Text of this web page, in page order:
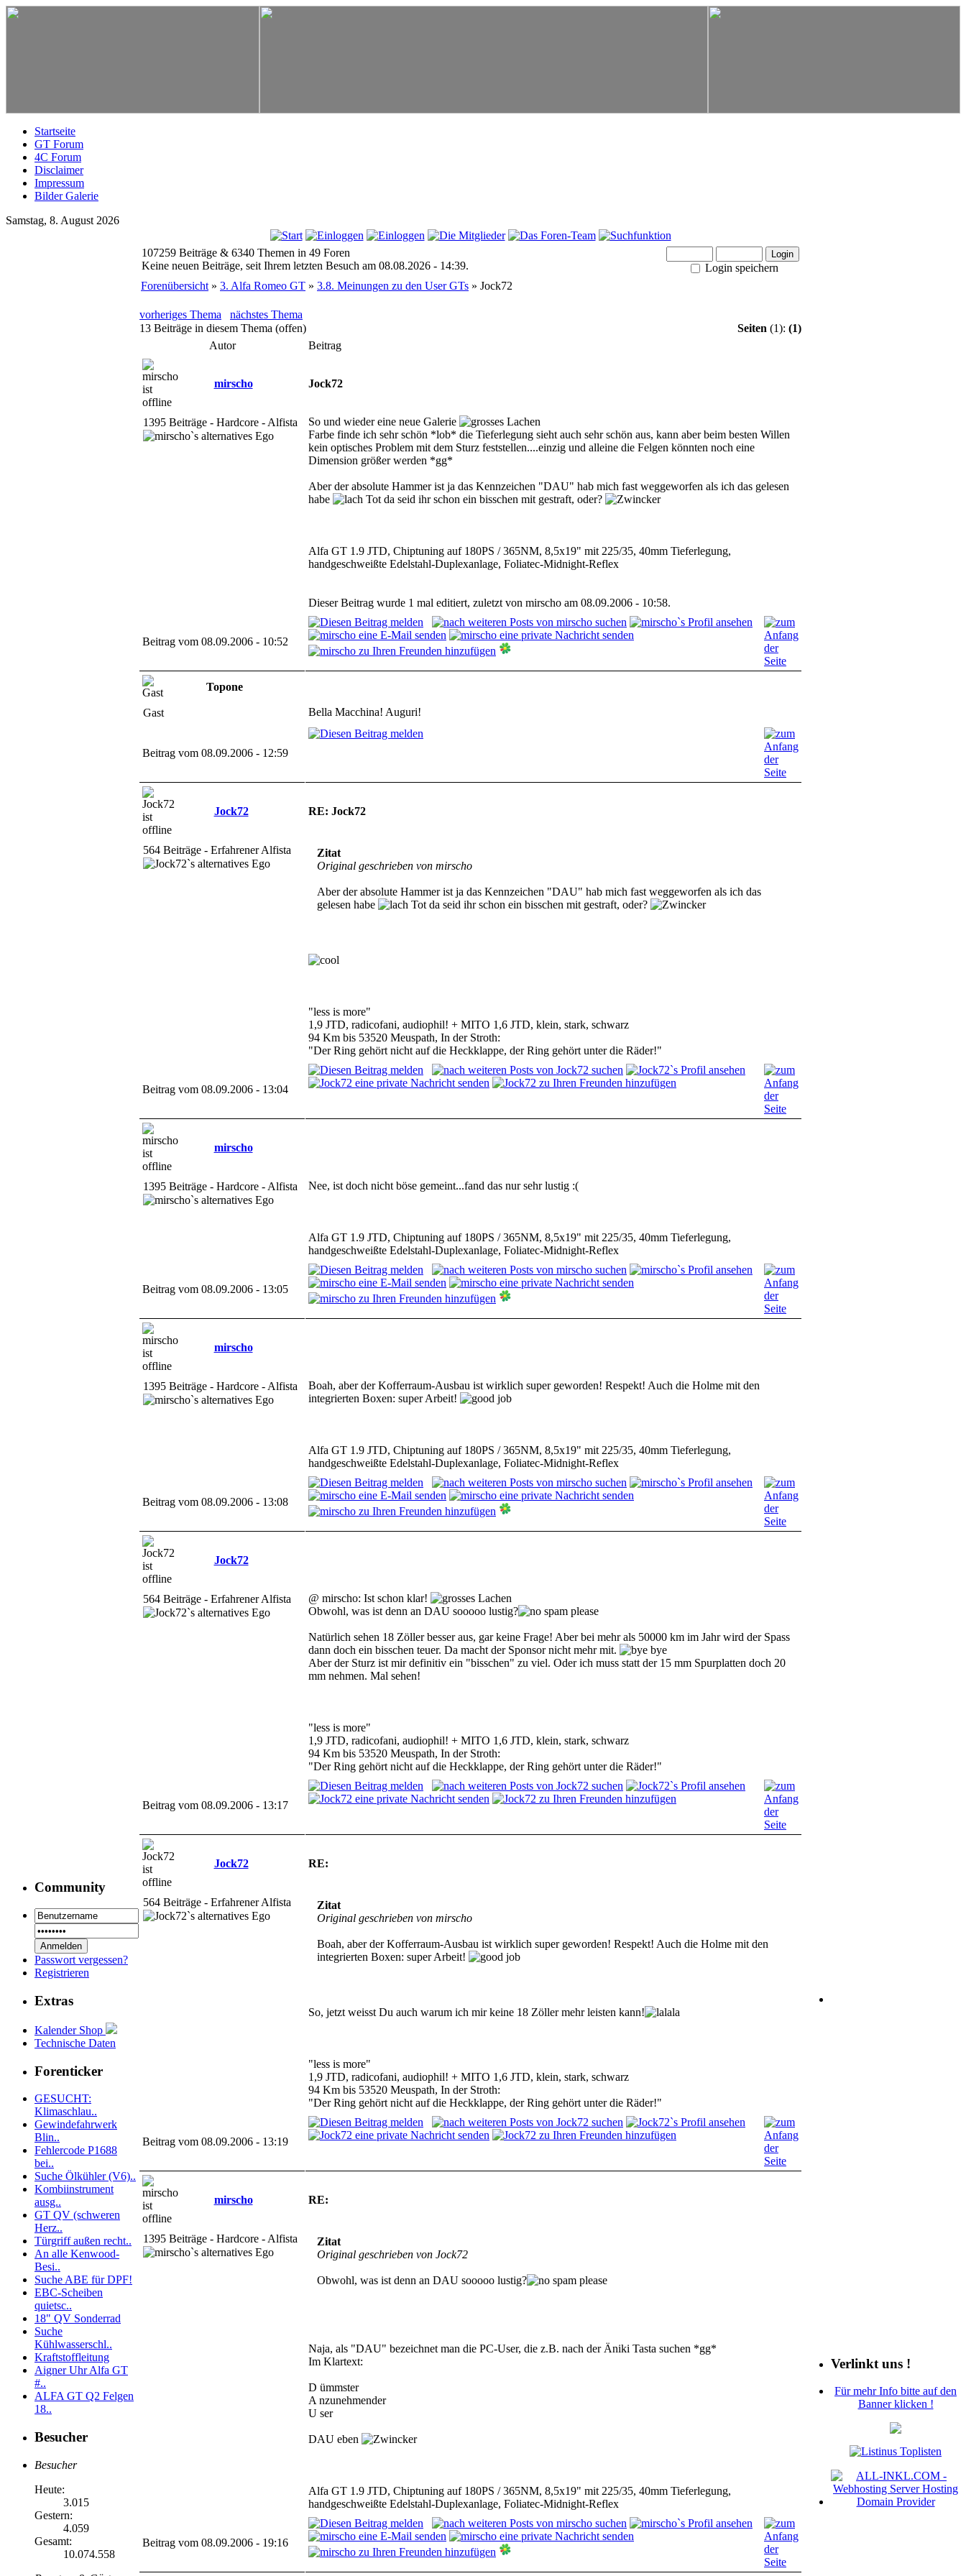
Startseite
GT Forum
4C Forum
Disclaimer
Impressum
Bilder Galerie
Samstag, 8. August 2026
Community
Passwort vergessen?
Registrieren
Extras
Kalender Shop
Technische Daten
Forenticker
GESUCHT:
Klimaschlau..
Gewindefahrwerk
Blin..
Fehlercode P1688
bei..
Suche Ölkühler (V6)..
Kombiinstrument
ausg..
GT QV (schweren
Herz..
Türgriff außen recht..
An alle Kenwood-
Besi..
Suche ABE für DPF!
EBC-Scheiben
quietsc..
18" QV Sonderrad
Suche
Kühlwasserschl..
Kraftstoffleitung
Aigner Uhr Alfa GT
#..
ALFA GT Q2 Felgen
18..
Besucher
Besucher
Heute:
3.015
Gestern:
4.059
Gesamt:
10.074.558
107259 Beiträge & 6340 Themen in 49 Foren
Keine neuen Beiträge, seit Ihrem letzten Besuch am 08.08.2026 - 14:39.
Login speichern
Forenübersicht » 3. Alfa Romeo GT » 3.8. Meinungen zu den User GTs » Jock72
vorheriges Thema
nächstes Thema
13 Beiträge in diesem Thema (offen)
Seiten (1): (1)
Autor
Beitrag
mirscho Jock72
1395 Beiträge - Hardcore - Alfista
So und wieder eine neue Galerie
Farbe finde ich sehr schön *lob* die Tieferlegung sieht auch sehr schön aus, kann aber beim besten Willen
kein optisches Problem mit dem Sturz feststellen....einzig und alleine die Felgen könnten noch eine
Dimension größer werden *gg*
Aber der absolute Hammer ist ja das Kennzeichen "DAU" hab mich fast weggeworfen als ich das gelesen
habe
da seid ihr schon ein bisschen mit gestraft, oder?
Alfa GT 1.9 JTD, Chiptuning auf 180PS / 365NM, 8,5x19" mit 225/35, 40mm Tieferlegung,
handgeschweißte Edelstahl-Duplexanlage, Foliatec-Midnight-Reflex
Dieser Beitrag wurde 1 mal editiert, zuletzt von mirscho am 08.09.2006 - 10:58.
Beitrag vom 08.09.2006 - 10:52
Topone
Gast Bella Macchina! Auguri!
Beitrag vom 08.09.2006 - 12:59
Jock72 RE: Jock72
564 Beiträge - Erfahrener Alfista
Zitat
Original geschrieben von mirscho
Aber der absolute Hammer ist ja das Kennzeichen "DAU" hab mich fast weggeworfen als ich das
gelesen habe
da seid ihr schon ein bisschen mit gestraft, oder?
"less is more"
1,9 JTD, radicofani, audiophil! + MITO 1,6 JTD, klein, stark, schwarz
94 Km bis 53520 Meuspath, In der Stroth:
"Der Ring gehört nicht auf die Heckklappe, der Ring gehört unter die Räder!"
Beitrag vom 08.09.2006 - 13:04
mirscho
1395 Beiträge - Hardcore - Alfista Nee, ist doch nicht böse gemeint...fand das nur sehr lustig :(
Alfa GT 1.9 JTD, Chiptuning auf 180PS / 365NM, 8,5x19" mit 225/35, 40mm Tieferlegung,
handgeschweißte Edelstahl-Duplexanlage, Foliatec-Midnight-Reflex
Beitrag vom 08.09.2006 - 13:05
mirscho
1395 Beiträge - Hardcore - Alfista
Boah, aber der Kofferraum-Ausbau ist wirklich super geworden! Respekt! Auch die Holme mit den
integrierten Boxen: super Arbeit!
Alfa GT 1.9 JTD, Chiptuning auf 180PS / 365NM, 8,5x19" mit 225/35, 40mm Tieferlegung,
handgeschweißte Edelstahl-Duplexanlage, Foliatec-Midnight-Reflex
Beitrag vom 08.09.2006 - 13:08
Jock72
564 Beiträge - Erfahrener Alfista
@ mirscho: Ist schon klar!
Obwohl, was ist denn an DAU sooooo lustig?
Natürlich sehen 18 Zöller besser aus, gar keine Frage! Aber bei mehr als 50000 km im Jahr wird der Spass
dann doch ein bisschen teuer. Da macht der Sponsor nicht mehr mit.
Aber der Sturz ist mir definitiv ein "bisschen" zu viel. Oder ich muss statt der 15 mm Spurplatten doch 20
mm nehmen. Mal sehen!
"less is more"
1,9 JTD, radicofani, audiophil! + MITO 1,6 JTD, klein, stark, schwarz
94 Km bis 53520 Meuspath, In der Stroth:
"Der Ring gehört nicht auf die Heckklappe, der Ring gehört unter die Räder!"
Beitrag vom 08.09.2006 - 13:17
Jock72 RE:
564 Beiträge - Erfahrener Alfista
Zitat
Original geschrieben von mirscho
Boah, aber der Kofferraum-Ausbau ist wirklich super geworden! Respekt! Auch die Holme mit den
integrierten Boxen: super Arbeit!
So, jetzt weisst Du auch warum ich mir keine 18 Zöller mehr leisten kann!
"less is more"
1,9 JTD, radicofani, audiophil! + MITO 1,6 JTD, klein, stark, schwarz
94 Km bis 53520 Meuspath, In der Stroth:
"Der Ring gehört nicht auf die Heckklappe, der Ring gehört unter die Räder!"
Beitrag vom 08.09.2006 - 13:19
mirscho RE:
1395 Beiträge - Hardcore - Alfista
Zitat
Original geschrieben von Jock72
Obwohl, was ist denn an DAU sooooo lustig?
Naja, als "DAU" bezeichnet man die PC-User, die z.B. nach der Äniki Tasta suchen *gg*
Im Klartext:
D ümmster
A nzunehmender
U ser
DAU eben
Alfa GT 1.9 JTD, Chiptuning auf 180PS / 365NM, 8,5x19" mit 225/35, 40mm Tieferlegung,
handgeschweißte Edelstahl-Duplexanlage, Foliatec-Midnight-Reflex
Beitrag vom 08.09.2006 - 19:16
Verlinkt uns !
Für mehr Info bitte auf den
Banner klicken !